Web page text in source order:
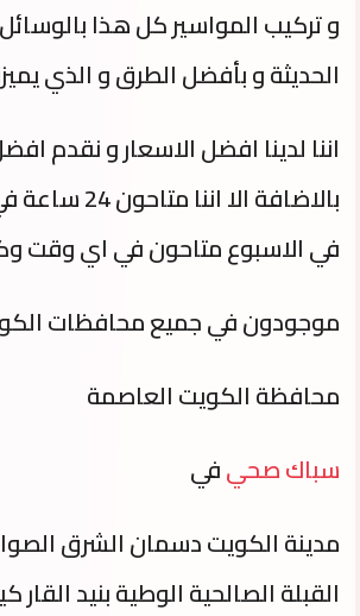
و تركيب المواسير كل هذا
الحديثة و بأفضل الطرق و الذي
اننا لدينا افضل الاسعار و نقدم
في الاسبوع متاحون في اي وقت
موجودون في جميع محافظات
محافظة الكويت العاصمة
سباك صحيفي
مدينة الكويت دسمان الشرق
القبلة الصالحية الوطية بنيد